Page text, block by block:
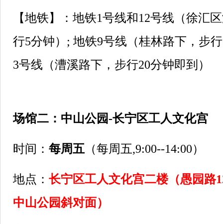
【地铁】：地铁1号线和12号线（徐汇
行5分钟）; 地铁9号线（桂林路下，步
3号线（漕溪路下，步行20分钟即到）
场馆二：中山公园-长宁区工人文化宫
时间： 每周五 （每周五,9:00--14:00）
地点： 长宁区工人文化宫二楼（愚园路
中山公园斜对面）